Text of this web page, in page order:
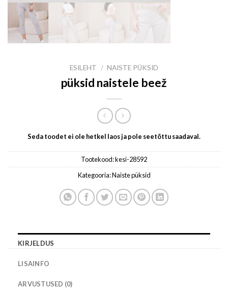
ESILEHT / NAISTE PÜKSID
püksid naistele beež
Seda toodet ei ole hetkel laos ja pole seetõttu saadaval.
Tootekood:kesi-28592
Kategooria:Naiste püksid
KIRJELDUS
LISAINFO
ARVUSTUSED (0)